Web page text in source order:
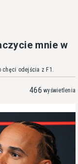
mnie w
chęci odejścia z F1.
466 wyświetlenia